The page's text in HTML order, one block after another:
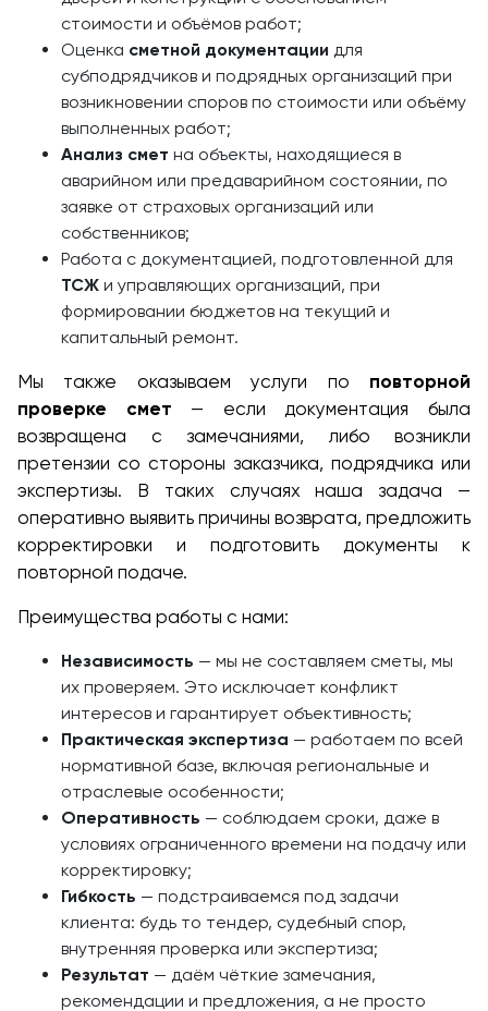
стоимости и объёмов работ;
Оценка сметной документации для
субподрядчиков и подрядных организаций при
возникновении споров по стоимости или объёму
выполненных работ;
Анализ смет на объекты, находящиеся в
аварийном или предаварийном состоянии, по
заявке от страховых организаций или
собственников;
Работа с документацией, подготовленной для
ТСЖ и управляющих организаций, при
формировании бюджетов на текущий и
капитальный ремонт.
Мы также оказываем услуги по повторной
проверке смет — если документация была
возвращена с замечаниями, либо возникли
претензии со стороны заказчика, подрядчика или
экспертизы. В таких случаях наша задача —
оперативно выявить причины возврата, предложить
корректировки и подготовить документы к
повторной подаче.
Преимущества работы с нами:
Независимость — мы не составляем сметы, мы
их проверяем. Это исключает конфликт
интересов и гарантирует объективность;
Практическая экспертиза — работаем по всей
нормативной базе, включая региональные и
отраслевые особенности;
Оперативность — соблюдаем сроки, даже в
условиях ограниченного времени на подачу или
корректировку;
Гибкость — подстраиваемся под задачи
клиента: будь то тендер, судебный спор,
внутренняя проверка или экспертиза;
Результат — даём чёткие замечания,
рекомендации и предложения, а не просто